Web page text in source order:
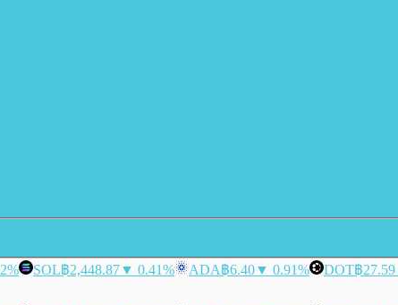
SOL฿2,448.87▼ 0.41% ADA฿6.40▼ 0.91% DOT฿27.59